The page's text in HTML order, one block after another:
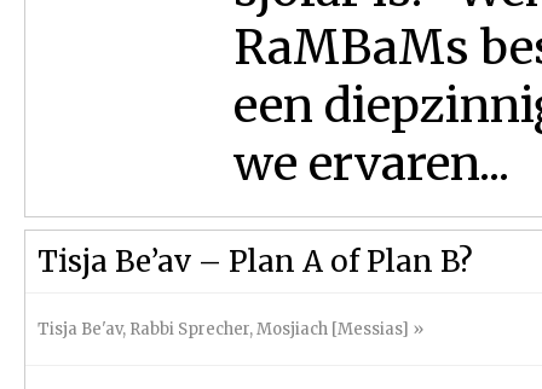
RaMBaMs
een
we ervaren...
Tisja Be’av – Plan A of Plan B?
Tisja Be'av, Rabbi Sprecher,Mosjiach [Messias] »